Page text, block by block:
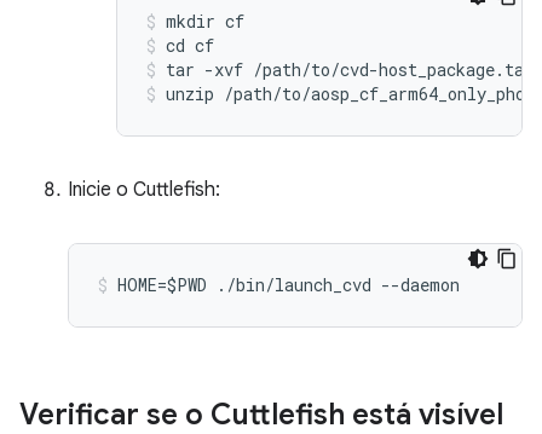
mkdir cf
cd cf
tar -xvf /path/to/cvd-host_package. tar
unzip /path/to/
Inicie o Cuttlefish:
HOME=$PWD ./bin/launch_cvd --daemon
Verificar se o Cuttlefish está visível